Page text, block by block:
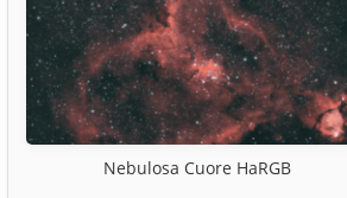
Nebulosa Cuore HaRGB